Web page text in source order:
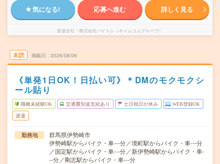
気になる! 応募へ進む 詳しく見る
派遣会社 株式会社バイトレ（キャムコムグループ）
未読 掲載日 2026/08/06
《単発1日OK！日払い可》＊DMのモクモクシ
ール貼り
職種未経験OK 交通費別途支給あり 土日祝日が休み WEB登録OK
派遣
勤務地
群馬県伊勢崎市
伊勢崎駅からバイク・車---分／境町駅からバイク・車---分
／国定駅からバイク・車---分／新伊勢崎駅からバイク・車-
--分／剛志駅からバイク・車---分